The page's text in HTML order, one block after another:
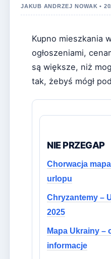
JAKUB ANDRZEJ NOWAK •
Kupno mieszkania
ogłoszeniami,
są większe, niż
tak, żebyś mógł
NIE PRZEGAP
Chorwacja
urlopu
Chryzantemy –
2025
Mapa Ukrainy –
informacje